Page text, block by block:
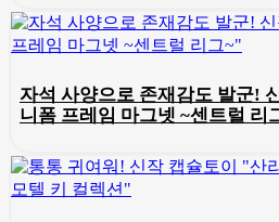
자석 사양으로 존재감도 발군!
니폼 프레임 마그넷 ~센트럴 리